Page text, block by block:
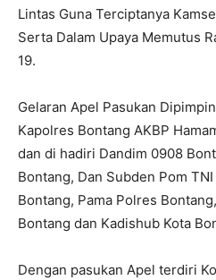
Lintas Guna Terciptanya
Serta Dalam Upaya Memutus
19.
Gelaran Apel Pasukan
Kapolres Bontang AKBP
dan di hadiri Dandim 0908
Bontang, Dan Subden Pom
Bontang, Pama Polres
Bontang dan Kadishub Kota
Dengan pasukan Apel terdiri